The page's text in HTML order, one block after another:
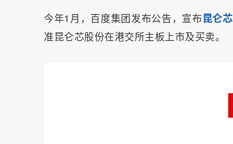
今年1月，百度集团发布公告，宣布昆仑芯
准昆仑芯股份在港交所主板上市及买卖。